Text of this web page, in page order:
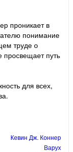
проникает в
понимание
труде о
просвещает путь
для всех,
Кевин Дж. Коннер
Варух